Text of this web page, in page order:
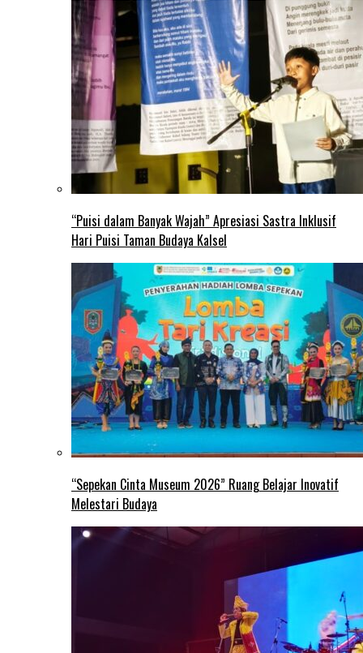
“Puisi dalam Banyak Wajah” Apresiasi Sastra Inklusif
Hari Puisi Taman Budaya Kalsel
“Sepekan Cinta Museum 2026” Ruang Belajar Inovatif
Melestari Budaya